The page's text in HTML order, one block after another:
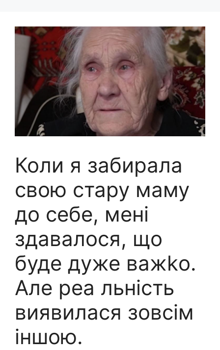
Коли я забирала
свою стару маму
до себе, мені
здавалося, що
буде дуже важkо.
Але реа льність
виявилася зовсім
іншою.